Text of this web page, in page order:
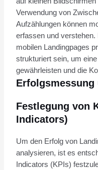
Verwendung von
Aufzählungen können
erfassen und
mobilen Landingpages
strukturiert sein, um
gewährleisten und die
Erfolgsmessung
Festlegung von
Indicators)
Um den Erfolg von
analysieren, ist es
Indicators (KPIs)